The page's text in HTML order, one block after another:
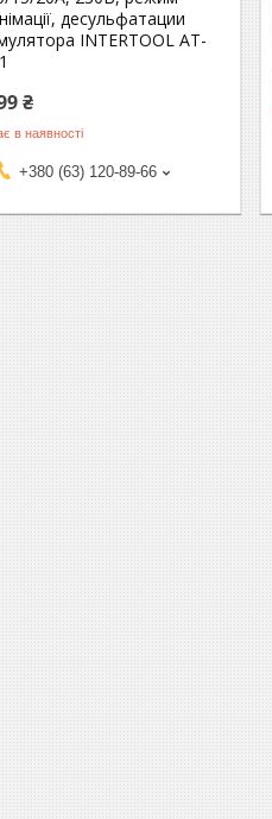
десульфатации
INTERTOOL AT-
₴
в наявності
+380 (63) 120-89-66